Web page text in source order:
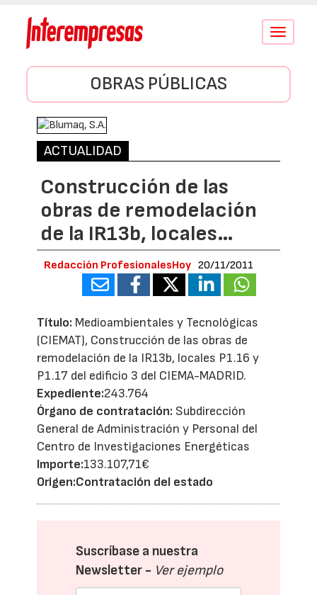
Conmutar
OBRAS PÚBLICAS
ACTUALIDAD
Construcción de las
obras de remodelación
de la IR13b, locales…
Redacción ProfesionalesHoy 20/11/2011
Título: Medioambientales y Tecnológicas
(CIEMAT), Construcción de las obras de
remodelación de la IR13b, locales P1.16 y
P1.17 del edificio 3 del CIEMA-MADRID.
Expediente:243.764
Órgano de contratación: Subdirección
General de Administración y Personal del
Centro de Investigaciones Energéticas
Importe:133.107,71€
Origen:Contratación del estado
Suscríbase a nuestra
Newsletter - Ver ejemplo